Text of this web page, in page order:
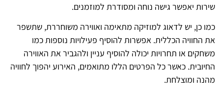
שירות יאפשר גישה נוחה ומסודרת למוזמנים.
כמו כן, יש לדאוג למוזיקה מתאימה ואווירה משוחררת, שתשפר
את החוויה הכללית. אפשרות להוסיף פעילויות נוספות כמו
משחקים או תחרויות יכולה להוסיף עניין ולהגביר את האווירה
החיובית. כאשר כל הפרטים הללו מתואמים, האירוע יהפוך לחוויה
מהנה ומוצלחת.